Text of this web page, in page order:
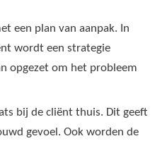
een plan van aanpak. In
wordt een strategie
opgezet om het probleem
bij de cliënt thuis. Dit geeft
gevoel. Ook worden de